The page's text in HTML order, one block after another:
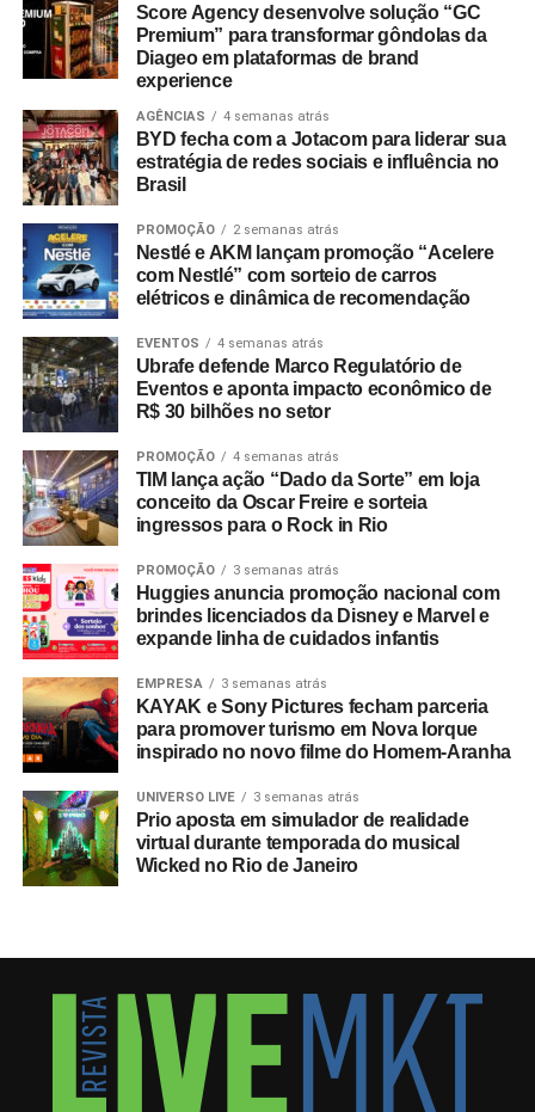
Score Agency desenvolve solução “GC
Premium” para transformar gôndolas da
Diageo em plataformas de brand
experience
AGÊNCIAS 4 semanas atrás
BYD fecha com a Jotacom para liderar sua
estratégia de redes sociais e influência no
Brasil
PROMOÇÃO 2 semanas atrás
Nestlé e AKM lançam promoção “Acelere
com Nestlé” com sorteio de carros
elétricos e dinâmica de recomendação
EVENTOS 4 semanas atrás
Ubrafe defende Marco Regulatório de
Eventos e aponta impacto econômico de
R$ 30 bilhões no setor
PROMOÇÃO 4 semanas atrás
TIM lança ação “Dado da Sorte” em loja
conceito da Oscar Freire e sorteia
ingressos para o Rock in Rio
PROMOÇÃO 3 semanas atrás
Huggies anuncia promoção nacional com
brindes licenciados da Disney e Marvel e
expande linha de cuidados infantis
EMPRESA 3 semanas atrás
KAYAK e Sony Pictures fecham parceria
para promover turismo em Nova Iorque
inspirado no novo filme do Homem-Aranha
UNIVERSO LIVE 3 semanas atrás
Prio aposta em simulador de realidade
virtual durante temporada do musical
Wicked no Rio de Janeiro